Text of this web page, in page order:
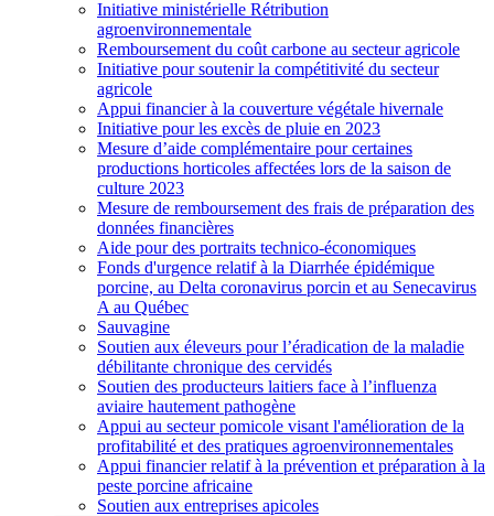
Initiative ministérielle Rétribution
agroenvironnementale
Remboursement du coût carbone au secteur agricole
Initiative pour soutenir la compétitivité du secteur
agricole
Appui financier à la couverture végétale hivernale
Initiative pour les excès de pluie en 2023
Mesure d’aide complémentaire pour certaines
productions horticoles affectées lors de la saison de
culture 2023
Mesure de remboursement des frais de préparation des
données financières
Aide pour des portraits technico-économiques
Fonds d'urgence relatif à la Diarrhée épidémique
porcine, au Delta coronavirus porcin et au Senecavirus
A au Québec
Sauvagine
Soutien aux éleveurs pour l’éradication de la maladie
débilitante chronique des cervidés
Soutien des producteurs laitiers face à l’influenza
aviaire hautement pathogène
Appui au secteur pomicole visant l'amélioration de la
profitabilité et des pratiques agroenvironnementales
Appui financier relatif à la prévention et préparation à la
peste porcine africaine
Soutien aux entreprises apicoles